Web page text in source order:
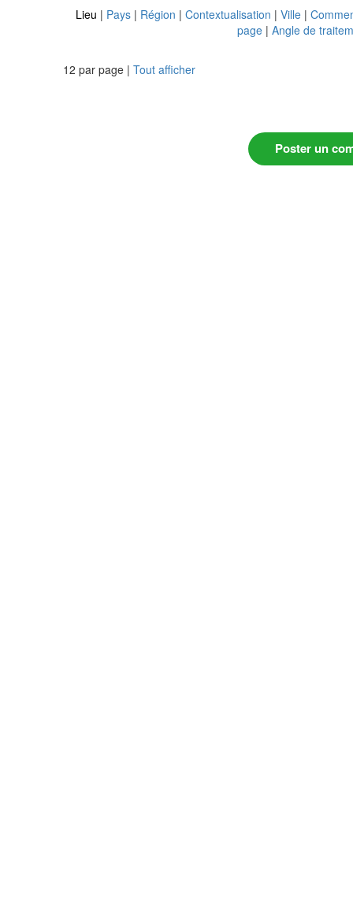
Lieu | Pays| Région | Contextualisation | Ville|
page | Angle de
12 par page | Tout afficher
Poster un